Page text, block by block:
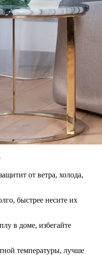
от ветра, холода,
быстрее несите их
в доме, избегайте
температуры, лучше